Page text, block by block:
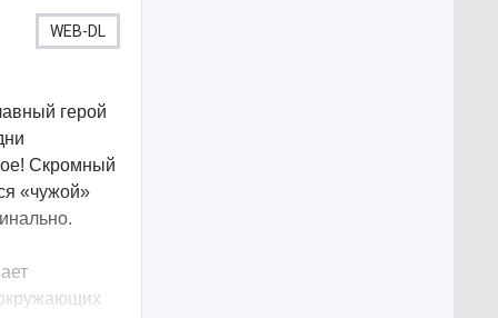
WEB-DL
герой
Скромный
«чужой»